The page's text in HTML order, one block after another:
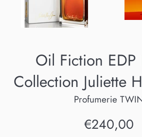
Oil Fiction EDP
Collection Juliette
Profumerie
Prezzo
€240,00